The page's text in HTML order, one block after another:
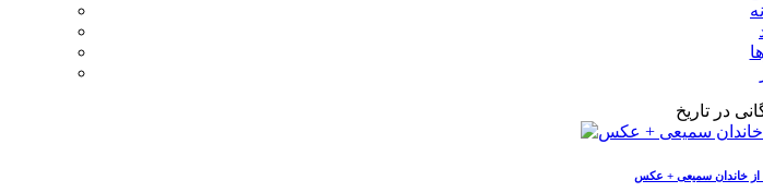
از خاندان سمیعی + عکس